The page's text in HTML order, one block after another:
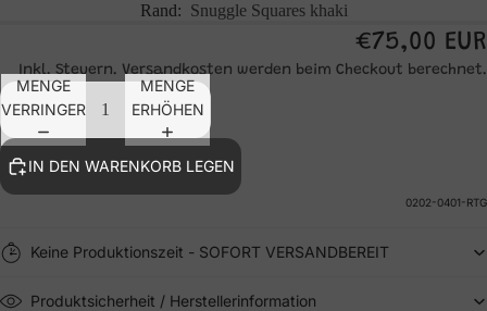
Rand: Snuggle Squares khaki
€75,00 EUR
Inkl. Steuern. Versandkosten werden beim Checkout berechnet.
MENGE
VERRINGERN
MENGE
ERHÖHEN
IN DEN WARENKORB LEGEN
0202-0401-RTG
Keine Produktionszeit - SOFORT VERSANDBEREIT
Produktsicherheit / Herstellerinformation